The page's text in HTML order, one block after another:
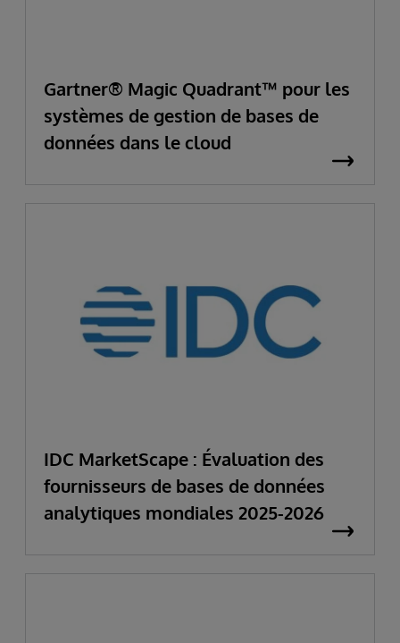
Gartner® Magic Quadrant™ pour les
systèmes de gestion de bases de
données dans le cloud
IDC MarketScape : Évaluation des
fournisseurs de bases de données
analytiques mondiales 2025-2026